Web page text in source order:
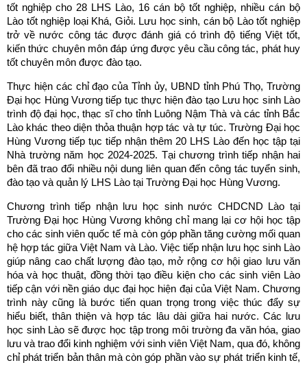
tốt nghiệp cho 28 LHS Lào, 16 cán bộ tốt nghiệp, nhiều cán bộ
Lào tốt nghiệp loại Khá, Giỏi. Lưu học sinh, cán bộ Lào tốt nghiệp
trở về nước công tác được đánh giá có trình độ tiếng Việt tốt,
kiến thức chuyên môn đáp ứng được yêu cầu công tác, phát huy
tốt chuyên môn được đào tạo.
Thực hiện các chỉ đạo của Tỉnh ủy, UBND tỉnh Phú Thọ, Trường
Đại học Hùng Vương tiếp tục thực hiện đào tạo Lưu học sinh Lào
trình độ đại học, thạc sĩ cho tỉnh Luông Nậm Thà và các tỉnh Bắc
Lào khác theo diện thỏa thuận hợp tác và tự túc. Trường Đại học
Hùng Vương tiếp tục tiếp nhận thêm 20 LHS Lào đến học tập tại
Nhà trường năm học 2024-2025. Tại chương trình tiếp nhận hai
bên đã trao đổi nhiều nội dung liên quan đến công tác tuyển sinh,
đào tạo và quản lý LHS Lào tại Trường Đại học Hùng Vương.
Chương trình tiếp nhận lưu học sinh nước CHDCND Lào tại
Trường Đại học Hùng Vương không chỉ mang lại cơ hội học tập
cho các sinh viên quốc tế mà còn góp phần tăng cường mối quan
hệ hợp tác giữa Việt Nam và Lào. Việc tiếp nhận lưu học sinh Lào
giúp nâng cao chất lượng đào tạo, mở rộng cơ hội giao lưu văn
hóa và học thuật, đồng thời tạo điều kiện cho các sinh viên Lào
tiếp cận với nền giáo dục đại học hiện đại của Việt Nam. Chương
trình này cũng là bước tiến quan trọng trong việc thúc đẩy sự
hiểu biết, thân thiện và hợp tác lâu dài giữa hai nước. Các lưu
học sinh Lào sẽ được học tập trong môi trường đa văn hóa, giao
lưu và trao đổi kinh nghiệm với sinh viên Việt Nam, qua đó, không
chỉ phát triển bản thân mà còn góp phần vào sự phát triển kinh tế,